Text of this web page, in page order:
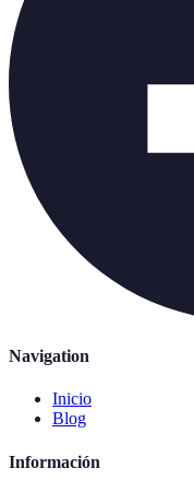
Navigation
Inicio
Blog
Información